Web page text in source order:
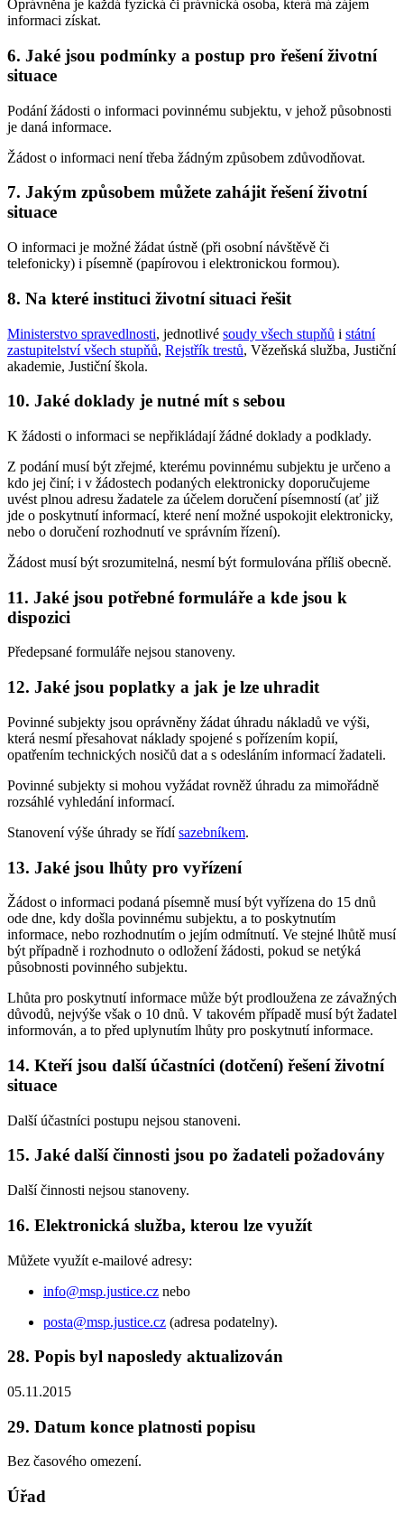
Oprávněna je každá fyzická či právnická osoba, která má zájem
informaci získat.
6. Jaké jsou podmínky a postup pro řešení životní
situace
Podání žádosti o informaci povinnému subjektu, v jehož působnosti
je daná informace.
Žádost o informaci není třeba žádným způsobem zdůvodňovat.
7. Jakým způsobem můžete zahájit řešení životní
situace
O informaci je možné žádat ústně (při osobní návštěvě či
telefonicky) i písemně (papírovou i elektronickou formou).
8. Na které instituci životní situaci řešit
Ministerstvo spravedlnosti, jednotlivé soudy všech stupňů i státní
zastupitelství všech stupňů, Rejstřík trestů, Vězeňská služba, Justiční
akademie, Justiční škola.
10. Jaké doklady je nutné mít s sebou
K žádosti o informaci se nepřikládají žádné doklady a podklady.
Z podání musí být zřejmé, kterému povinnému subjektu je určeno a
kdo jej činí; i v žádostech podaných elektronicky doporučujeme
uvést plnou adresu žadatele za účelem doručení písemností (ať již
jde o poskytnutí informací, které není možné uspokojit elektronicky,
nebo o doručení rozhodnutí ve správním řízení).
Žádost musí být srozumitelná, nesmí být formulována příliš obecně.
11. Jaké jsou potřebné formuláře a kde jsou k
dispozici
Předepsané formuláře nejsou stanoveny.
12. Jaké jsou poplatky a jak je lze uhradit
Povinné subjekty jsou oprávněny žádat úhradu nákladů ve výši,
která nesmí přesahovat náklady spojené s pořízením kopií,
opatřením technických nosičů dat a s odesláním informací žadateli.
Povinné subjekty si mohou vyžádat rovněž úhradu za mimořádně
rozsáhlé vyhledání informací.
Stanovení výše úhrady se řídísazebníkem.
13. Jaké jsou lhůty pro vyřízení
Žádost o informaci podaná písemně musí být vyřízena do 15 dnů
ode dne, kdy došla povinnému subjektu, a to poskytnutím
informace, nebo rozhodnutím o jejím odmítnutí. Ve stejné lhůtě musí
být případně i rozhodnuto o odložení žádosti, pokud se netýká
působnosti povinného subjektu.
Lhůta pro poskytnutí informace může být prodloužena ze závažných
důvodů, nejvýše však o 10 dnů. V takovém případě musí být žadatel
informován, a to před uplynutím lhůty pro poskytnutí informace.
14. Kteří jsou další účastníci (dotčení) řešení životní
situace
Další účastníci postupu nejsou stanoveni.
15. Jaké další činnosti jsou po žadateli požadovány
Další činnosti nejsou stanoveny.
16. Elektronická služba, kterou lze využít
Můžete využít e-mailové adresy:
info@msp.justice.cz nebo
posta@msp.justice.cz (adresa podatelny).
28. Popis byl naposledy aktualizován
05.11.2015
29. Datum konce platnosti popisu
Bez časového omezení.
Úřad